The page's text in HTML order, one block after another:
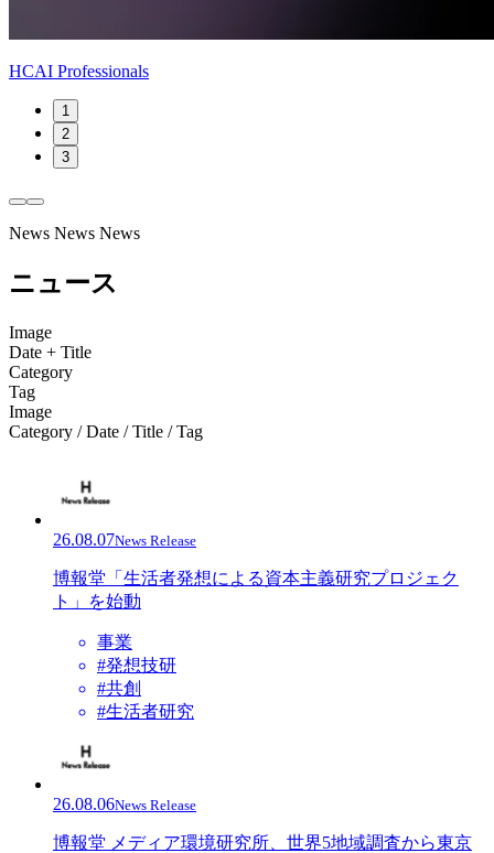
HCAI Professionals
1
2
3
News News News
ニュース
Image
Date + Title
Category
Tag
Image
Category / Date / Title / Tag
26.08.07News Release
博報堂「生活者発想による資本主義研究プロジェク
ト」を始動
事業
#発想技研
#共創
#生活者研究
26.08.06News Release
博報堂 メディア環境研究所、世界5地域調査から東京